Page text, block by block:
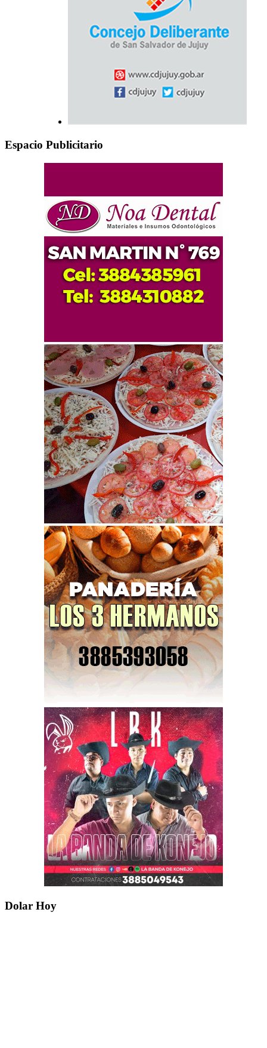
Espacio Publicitario
Dolar Hoy